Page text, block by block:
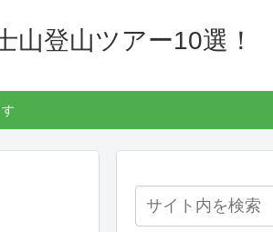
山登山ツアー10選！